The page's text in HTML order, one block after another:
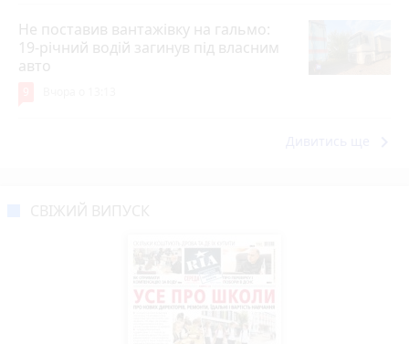
Не поставив вантажівку на гальмо:
19-річний водій загинув під власним
авто